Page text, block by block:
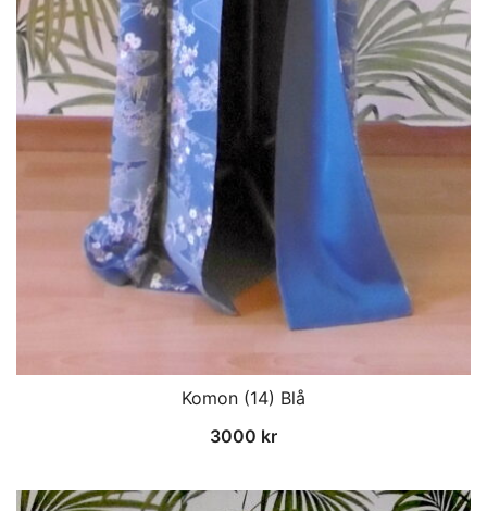
Komon (14) Blå
3000 kr